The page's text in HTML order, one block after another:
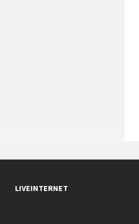
LIVEINTERNET